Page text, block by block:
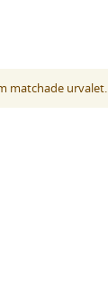
matchade urvalet.